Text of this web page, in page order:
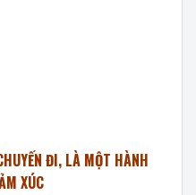
ĐI, LÀ MỘT HÀNH
XÚC